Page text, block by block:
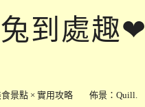
到處趣❤
景點 × 實用攻略 佈景： Quill.